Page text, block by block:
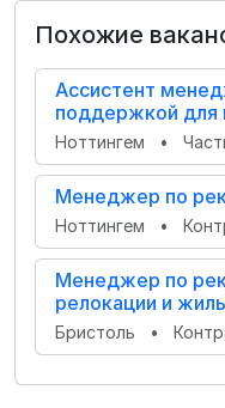
Похожие
Ассистент
поддержкой для
Ноттингем •
Менеджер по
Ноттингем •
Менеджер по
релокации и
Бристоль •